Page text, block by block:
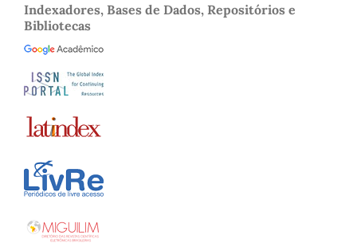
Indexadores, Bases de Dados, Repositórios e
Bibliotecas